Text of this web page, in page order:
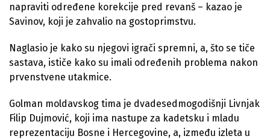
napraviti određene korekcije pred revanš – kazao je
Savinov, koji je zahvalio na gostoprimstvu.
Naglasio je kako su njegovi igrači spremni, a, što se tiče
sastava, ističe kako su imali određenih problema nakon
prvenstvene utakmice.
Golman moldavskog tima je dvadesedmogodišnji Livnjak
Filip Dujmović, koji ima nastupe za kadetsku i mladu
reprezentaciju Bosne i Hercegovine, a, između izleta u